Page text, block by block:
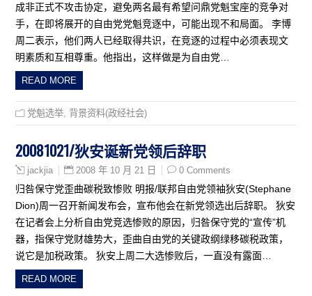
成非正式不攻击协定，避免两名最有希望问鼎党魁宝座的竞争对
手，在即将展开的自由党党魁竞逐中，可能出现不和局面。 李博
周二表示，他们两人已经取得共识，在竞逐的过程中必须表现文
明素质和互相尊重。他指出，这样做是为自由党…
READ MORE
党魁选举 背景资料(政经社会)
20081021/狄安诞新党领后辞职
jackjia 2008 年 10 月 21 日 0 Comments
归咎保守党歪曲碳税致惨败 明报/联邦自由党领袖狄安(Stephane
Dion)周一召开新闻发布会，宣布他会在新党领选出后辞职。 狄安
在记者会上分析自由党竞选惨败的原因，归咎保守党的“宣传”机
器，指保守党财雄势大，歪曲自由党的关键政纲绿移碳税政策，
说它是加税政策。 狄安上周二大选惨败后，一直没有露面…
READ MORE